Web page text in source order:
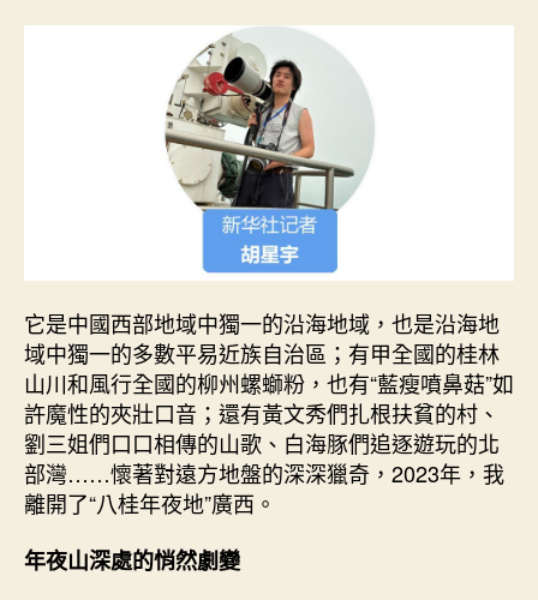
紛
它是中國西部地域中獨一的沿海地域，也是沿海地
域中獨一的多數平易近族自治區；有甲全國的桂林
山川和風行全國的柳州螺螄粉，也有“藍瘦噴鼻菇”如
許魔性的夾壯口音；還有黃文秀們扎根扶貧的村、
劉三姐們口口相傳的山歌、白海豚們追逐遊玩的北
部灣……懷著對遠方地盤的深深獵奇，2023年，我
離開了“八桂年夜地”廣西。
年夜山深處的悄然劇變